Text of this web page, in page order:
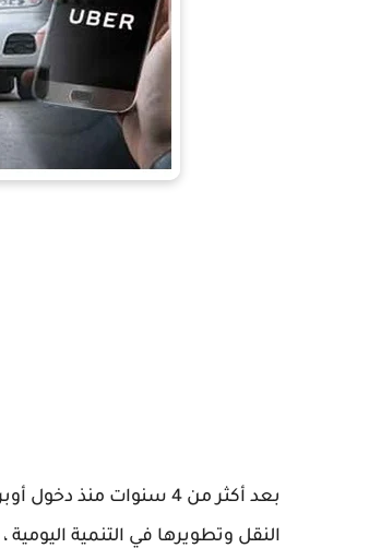
بعد أكثر من 4 سنوات
النقل وتطويرها في التنمية